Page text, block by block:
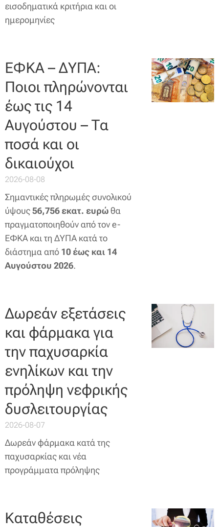
εισοδηματικά κριτήρια και οι
ημερομηνίες
ΕΦΚΑ – ΔΥΠΑ:
Ποιοι πληρώνονται
έως τις 14
Αυγούστου – Τα
ποσά και οι
δικαιούχοι
2026-08-08
Σημαντικές πληρωμές συνολικού
ύψους56,756 εκατ. ευρώθα
πραγματοποιηθούν από τον e-
ΕΦΚΑ και τη ΔΥΠΑ κατά το
διάστημα από 10 έως και 14
Αυγούστου 2026.
Δωρεάν εξετάσεις
και φάρμακα για
την παχυσαρκία
ενηλίκων και την
πρόληψη νεφρικής
δυσλειτουργίας
2026-08-07
Δωρεάν φάρμακα κατά της
παχυσαρκίας και νέα
προγράμματα πρόληψης
Καταθέσεις